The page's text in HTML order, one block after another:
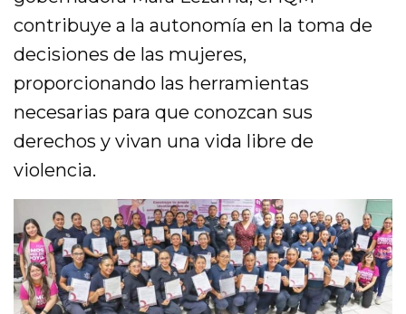
contribuye a la autonomía en la toma de
decisiones de las mujeres,
proporcionando las herramientas
necesarias para que conozcan sus
derechos y vivan una vida libre de
violencia.